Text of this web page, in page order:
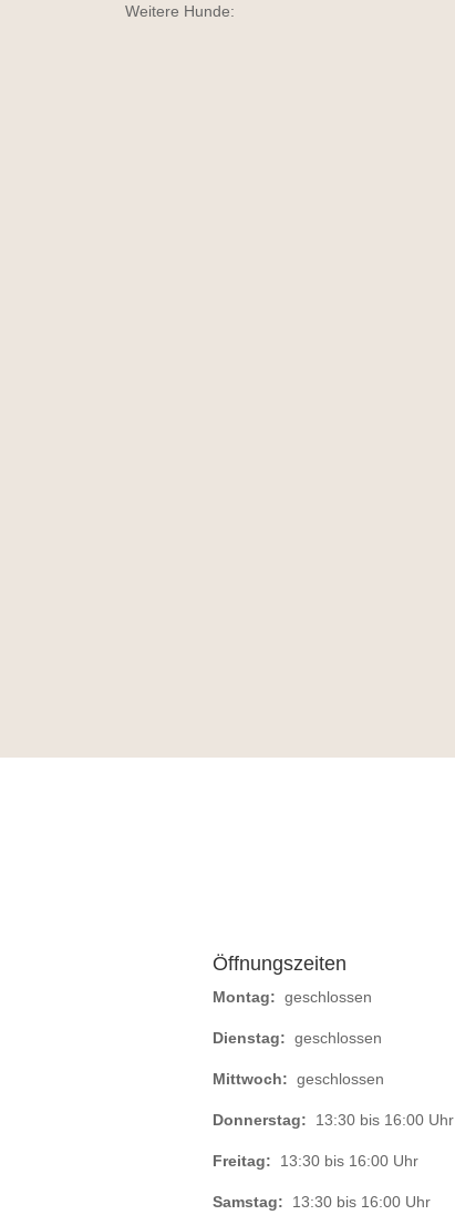
Weitere Hunde:
Öffnungszeiten
Montag: geschlossen
Dienstag: geschlossen
Mittwoch: geschlossen
Donnerstag: 13:30 bis 16:00 Uhr
Freitag: 13:30 bis 16:00 Uhr
Samstag: 13:30 bis 16:00 Uhr